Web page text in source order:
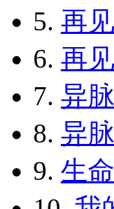
5. 再
6. 再
7. 异
8. 异
9. 生